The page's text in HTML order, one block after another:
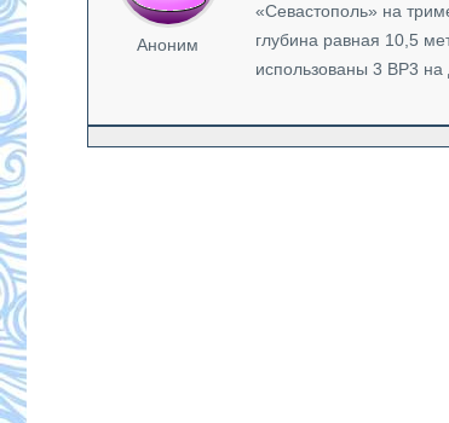
Аноним
«Севастополь» на
глубина равная 10,5
использованы 3 ВР3